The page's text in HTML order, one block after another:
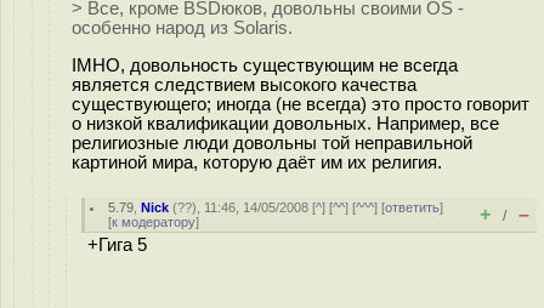
> Все, кроме BSDюков, довольны своими OS -
особенно народ из Solaris.
IMHO, довольность существующим не всегда
является следствием высокого качества
существующего; иногда (не всегда) это просто говорит
о низкой квалификации довольных. Например, все
религиозные люди довольны той неправильной
картиной мира, которую даёт им их религия.
5.79 ,Nick (??), 11:46, 14/05/2008 [^] [^^] [^^^] [ответить]
[к модератору] + / –
+Гига 5